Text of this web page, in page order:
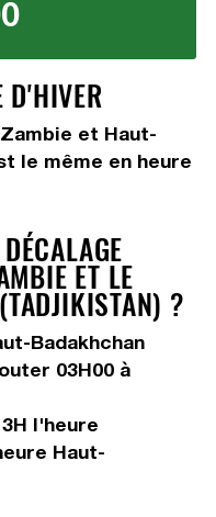
D'HIVER
et Haut-
le même en heure
ET LE
?
Badakhchan
03H00à
3H l'heure
Haut-